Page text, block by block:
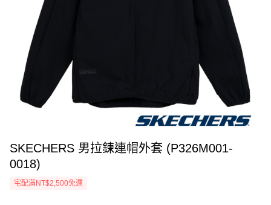
SKECHERS 男拉鍊連帽外套 (P326M001-
0018)
宅配滿NT$2,500免運